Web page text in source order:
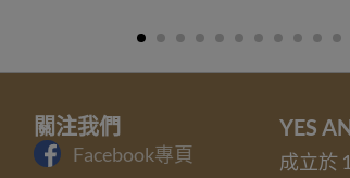
關注我們
Facebook專頁
YES
成立於